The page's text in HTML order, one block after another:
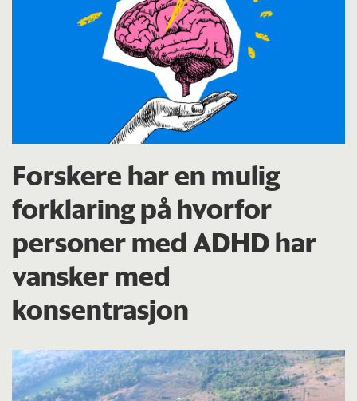
Forskere har en mulig
forklaring på hvorfor
personer med ADHD har
vansker med
konsentrasjon